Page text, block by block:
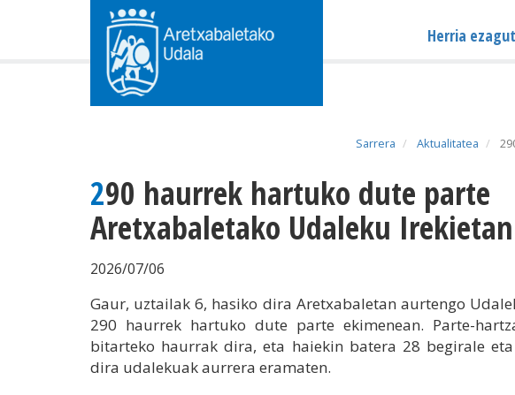
Herria
Sarrera Aktualitatea
290 haurrek hartuko dute parte
Aretxabaletako Udaleku Irekietan
2026/07/06
Gaur, uztailak 6, hasiko dira Aretxabaletan aurtengo
290 haurrek hartuko dute parte ekimenean. Parte-
bitarteko haurrak dira, eta haiekin batera 28 begirale
dira udalekuak aurrera eramaten.